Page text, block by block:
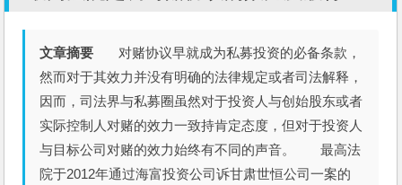
文章摘要 对赌协议早就成为私募投资的必备条款，
然而对于其效力并没有明确的法律规定或者司法解释，
因而，司法界与私募圈虽然对于投资人与创始股东或者
实际控制人对赌的效力一致持肯定态度，但对于投资人
与目标公司对赌的效力始终有不同的声音。 最高法
院于2012年通过海富投资公司诉甘肃世恒公司一案的